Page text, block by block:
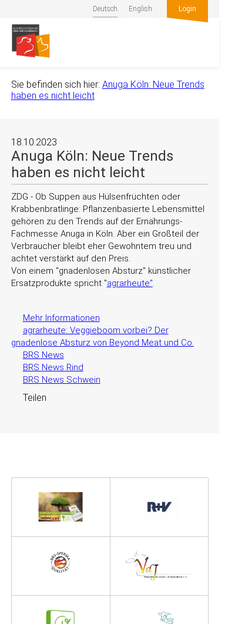
Deutsch English Login
Sie befinden sich hier: Anuga Köln: Neue Trends
haben es nicht leicht
18.10.2023
Anuga Köln: Neue Trends
haben es nicht leicht
ZDG - Ob Suppen aus Hülsenfrüchten oder
Krabbenbratlinge: Pflanzenbasierte Lebensmittel
gehören zu den Trends auf der Ernährungs-
Fachmesse Anuga in Köln. Aber ein Großteil der
Verbraucher bleibt eher Gewohntem treu und
achtet verstärkt auf den Preis.
Von einem
gnadenlosen Absturz künstlicher
Ersatzprodukte spricht "agrarheute".
Mehr Informationen
agrarheute: Veggieboom vorbei? Der
gnadenlose Absturz von Beyond Meat und Co.
BRS News
BRS News Rind
BRS News Schwein
Teilen